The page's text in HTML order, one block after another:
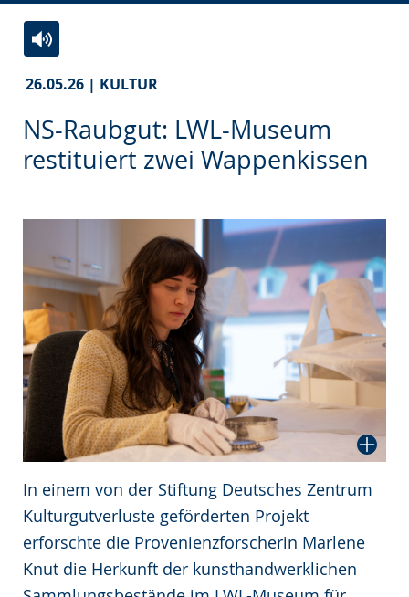
26.05.26 | KULTUR
NS-Raubgut: LWL-Museum
restituiert zwei Wappenkissen
In einem von der Stiftung Deutsches Zentrum
Kulturgutverluste geförderten Projekt
erforschte die Provenienzforscherin Marlene
Knut die Herkunft der kunsthandwerklichen
Leichten
Sprache
wechseln.
Audio-
Unterstützung.
Video
in
Deutscher
Gebärdensprache